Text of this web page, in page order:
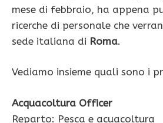
mese di febbraio, ha appena
ricerche di personale che
sede italiana di Roma.
Vediamo insieme quali sono i
Acquacoltura Officer
Reparto: Pesca e acuacoltura